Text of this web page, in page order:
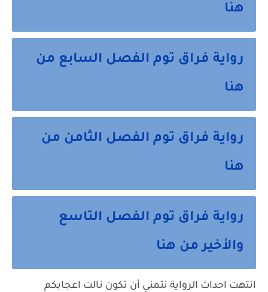
هنا
رواية فراق توم الفصل السابع من
هنا
رواية فراق توم الفصل الثامن من
هنا
رواية فراق توم الفصل التاسع
والأخير من هنا
انتهت احداث الرواية نتمني أن تكون نالت اعجابكم